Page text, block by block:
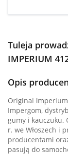
Tuleja
IMPERIUM
Opis
Original
Impergom,
gumy i kauczuku.
r. we Włoszech i
producentami
pasują do